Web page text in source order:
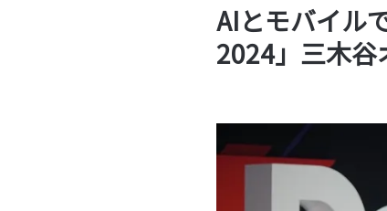
AIとモバイル
2024」三木谷